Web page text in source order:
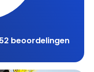
beoordelingen